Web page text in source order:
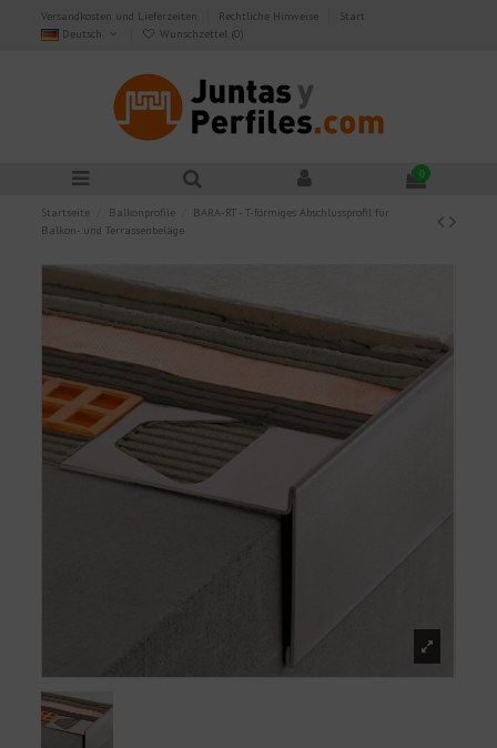
Versandkosten und Lieferzeiten Rechtliche Hinweise
Start
Deutsch
Wunschzettel (0)
0
Startseite Balkonprofile
BARA-RT - T-förmiges Abschlussprofil für
Balkon- und Terrassenbeläge